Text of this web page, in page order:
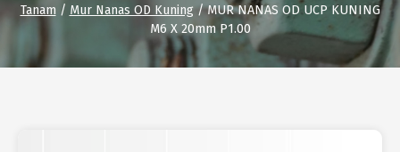
Tanam / Mur Nanas OD Kuning/ MUR NANAS OD UCP KUNING
M6 X 20mm P1.00